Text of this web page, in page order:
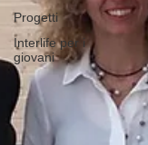
Progetti
Interlife per i
giovani